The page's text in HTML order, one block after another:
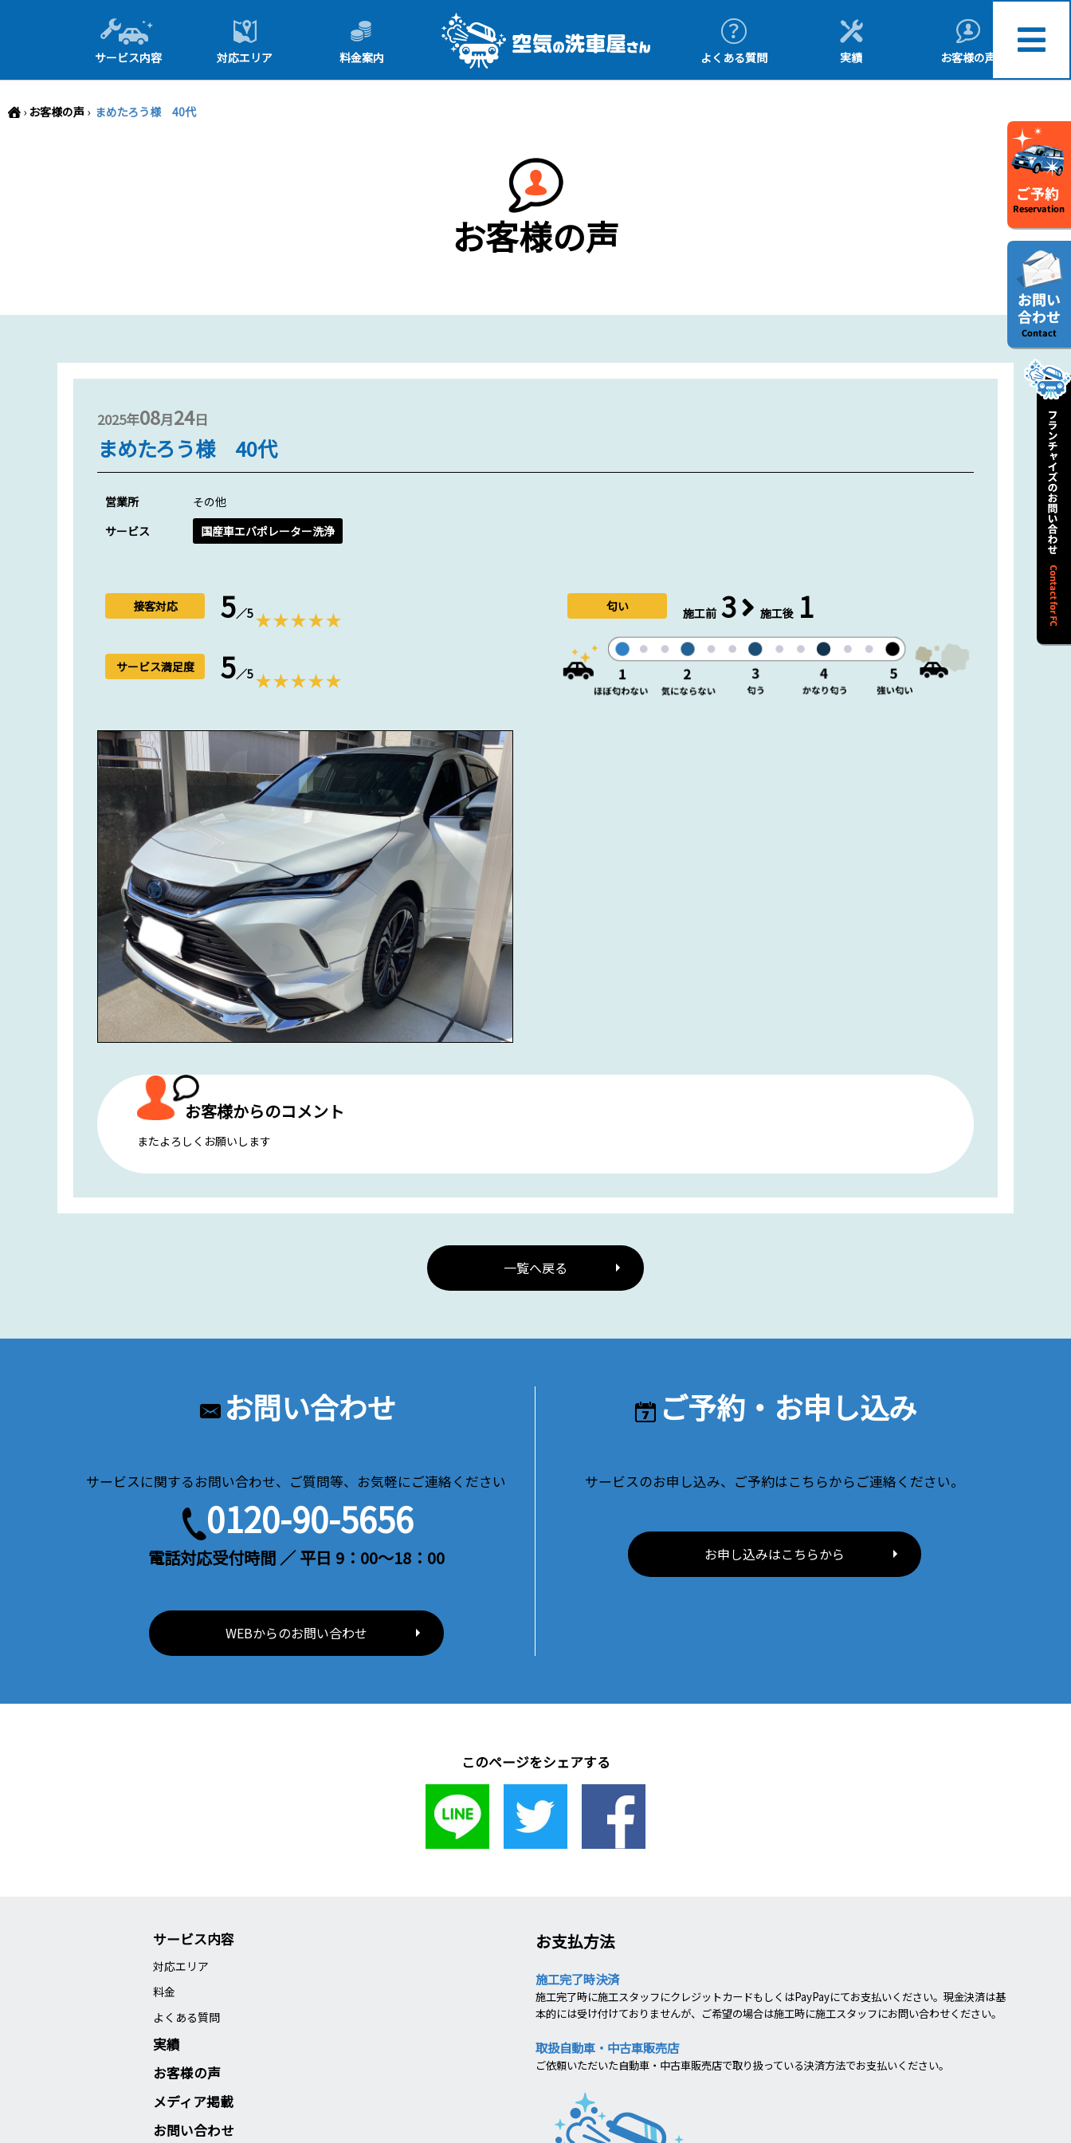
サービス内容 対応エリア 料金案内 よくある質問 実績 お客様の声
› お客様の声 › まめたろう様 40代
お客様の声
2025年08月24日
まめたろう様 40代
営業所
その他
サービス
国産車エバポレーター洗浄
接客対応 5／5
サービス満足度 5／5
匂い 施工前 3 施工後 1
お客様からのコメント
またよろしくお願いします
一覧へ戻る
お問い合わせ
サービスに関するお問い合わせ、ご質問等、お気軽にご連絡ください
0120-90-5656
電話対応受付時間 ／ 平日 9：00～18：00
WEBからのお問い合わせ
ご予約・お申し込み
サービスのお申し込み、ご予約はこちらからご連絡ください。
お申し込みはこちらから
このページをシェアする
サービス内容
対応エリア
料金
よくある質問
実績
お客様の声
メディア掲載
お問い合わせ
お支払方法
施工完了時決済
施工完了時に施工スタッフにクレジットカードもしくはPayPayにてお支払いください。現金決済は基
本的には受け付けておりませんが、ご希望の場合は施工時に施工スタッフにお問い合わせください。
取扱自動車・中古車販売店
ご依頼いただいた自動車・中古車販売店で取り扱っている決済方法でお支払いください。